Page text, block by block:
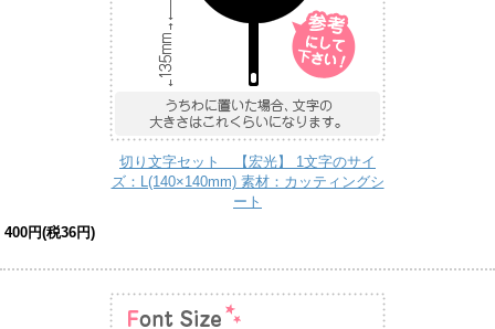
切り文字セット 【宏光】 1文字のサイ
ズ：L(140×140mm) 素材：カッティングシ
ート
400円(税36円)